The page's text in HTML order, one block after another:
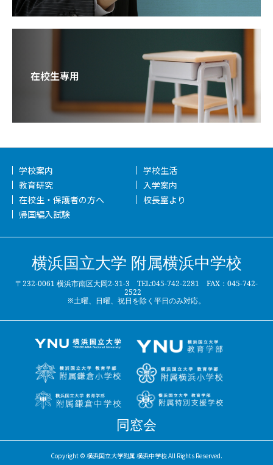
在校生専用
学校案内
学校生活
教育研究
入学案内
在校生・保護者の方へ
校長室より
帰国編入試験
横浜国立大学 附属横浜中学校
〒232-0061 横浜市南区大岡2-31-3 TEL:045-742-2281 FAX：045-742-
2522
※土曜、日曜、祝日を除く平日のみ対応。
同窓会
Copyright © 横浜国立大学附属 横浜中学校 All Rights Reserved.